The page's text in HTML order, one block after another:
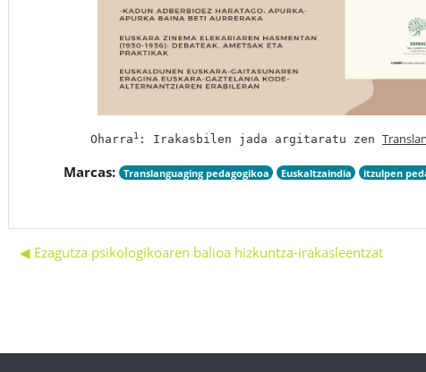
Oharra1 : Irakasbilen jada argitaratu zen
Marcas: Translanguaging pedagogikoa Euskaltzaindia itzulpen
◀︎ Ezagutza psikologikoaren balioa hizkuntza-irakasleentzat